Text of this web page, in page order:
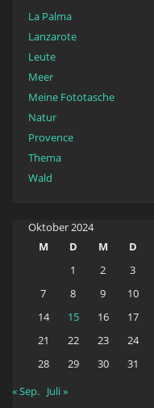
La Palma
Lanzarote
Leute
Meer
Meine Fototasche
Natur
Provence
Thema
Wald
Oktober 2024
M
D M D
1
2 3
7
8 9 10
14
15 16 17
21
22 23 24
28
29 30
31
« Sep. Juli »